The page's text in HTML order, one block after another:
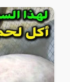
ومنعش، وله
كما